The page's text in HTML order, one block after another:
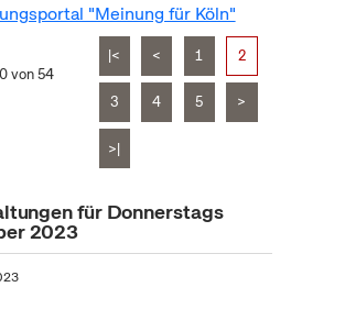
"Meinung für Köln"
von 54
|< < 1 2
3 4 5 >
>|
für Donnerstags
2023